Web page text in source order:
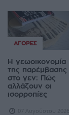
ΑΓΟΡΈΣ
Η γεωοικονομία
της παρέμβασης
στο γεν: Πώς
αλλάζουν οι
ισορροπίες
07 Αυγούστου 2026